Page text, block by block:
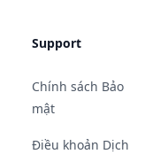
Support
Chính sách Bảo
mật
Điều khoản Dịch